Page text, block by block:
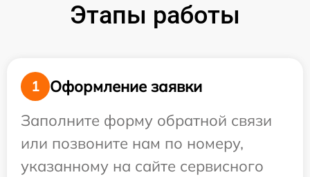
Этапы работы
1
Оформление заявки
Заполните форму обратной связи
или позвоните нам по номеру,
указанному на сайте сервисного